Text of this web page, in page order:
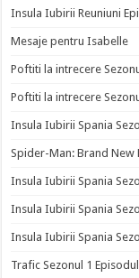
Insula Iubirii Reuniuni
Mesaje pentru Isabelle
Poftiti la intrecere
Poftiti la intrecere
Insula Iubirii Spania
Spider-Man: Brand New
Insula Iubirii Spania
Insula Iubirii Spania
Insula Iubirii Spania
Trafic Sezonul 1